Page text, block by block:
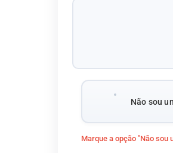
Não sou
Marque a opção "Não sou